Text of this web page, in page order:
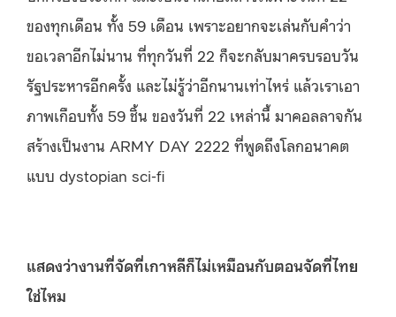
ของทุกเดือน ทั้ง 59 เดือน เพราะอยากจะเล่นกับคำว่า
ขอเวลาอีกไม่นาน ที่ทุกวันที่ 22 ก็จะกลับมาครบรอบวัน
รัฐประหารอีกครั้ง และไม่รู้ว่าอีกนานเท่าไหร่ แล้วเราเอา
ภาพเกือบทั้ง 59 ชิ้น ของวันที่ 22 เหล่านี้ มาคอลลาจกัน
สร้างเป็นงาน ARMY DAY 2222 ที่พูดถึงโลกอนาคต
แบบ dystopian sci-fi
แสดงว่างานที่จัดที่เกาหลีก็ไม่เหมือนกับตอนจัดที่ไทย
ใช่ไหม